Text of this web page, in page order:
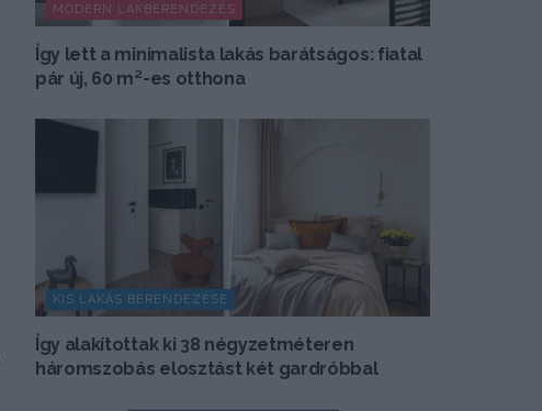
MODERN LAKBERENDEZÉS
Így lett a minimalista lakás barátságos: fiatal
pár új, 60 m²-es otthona
KIS LAKÁS BERENDEZÉSE
Így alakítottak ki 38 négyzetméteren
háromszobás elosztást két gardróbbal